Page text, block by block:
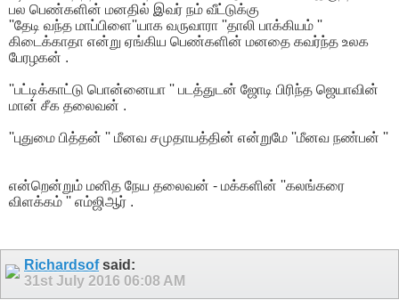
பல பெண்களின் மனதில் இவர் நம் வீட்டுக்கு
''தேடி வந்த மாப்பிளை''யாக வருவாரா ''தாலி பாக்கியம் ''
கிடைக்காதா என்று ஏங்கிய பெண்களின் மனதை கவர்ந்த உலக
பேரழகன் .
''பட்டிக்காட்டு பொன்னையா '' படத்துடன் ஜோடி பிரிந்த ஜெயாவின்
மான் சீக தலைவன் .
''புதுமை பித்தன் '' மீனவ சமுதாயத்தின் என்றுமே ''மீனவ நண்பன் ''
என்றென்றும் மனித நேய தலைவன் - மக்களின் ''கலங்கரை
விளக்கம் '' எம்ஜிஆர் .
Richardsofsaid:
31st July 2016 06:08 AM